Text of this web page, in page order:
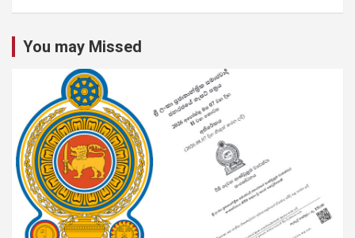
You may Missed